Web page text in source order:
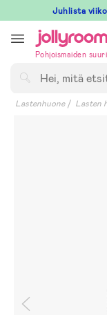
till
innehållet
Juhlista
Pohjoismaiden
Lastenhuone Lasten